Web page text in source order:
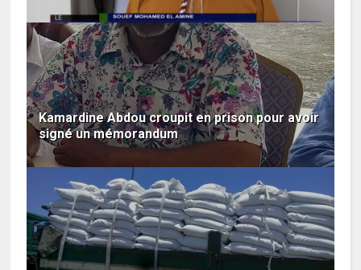
Kamardine Abdou croupit en prison pour avoir
signé un mémorandum